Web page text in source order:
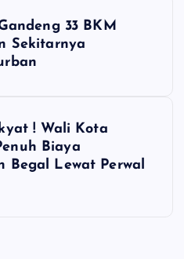
33 BKM
Sekitarnya
! Wali Kota
Biaya
Begal Lewat Perwal